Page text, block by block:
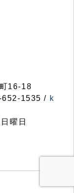
16-18
652-1535 / k
曜日